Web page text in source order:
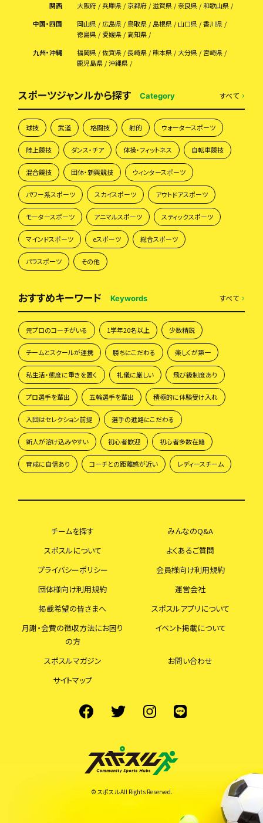
関西
大阪府 兵庫県 京都府 滋賀県 奈良県
和歌山県
中国・四国
岡山県 広島県 鳥取県 島根県 山口県
香川県
徳島県
愛媛県
高知県
九州・沖縄
福岡県 佐賀県 長崎県 熊本県 大分県
宮崎県
鹿児島県
沖縄県
スポーツジャンルから探す Category すべて
球技 武道 格闘技 射的 ウォータースポーツ
陸上競技 ダンス・チア 体操・フィットネス 自転車競技
混合競技 団体・新興競技 ウィンタースポーツ
パワー系スポーツ スカイスポーツ アウトドアスポーツ
モータースポーツ アニマルスポーツ スティックスポーツ
マインドスポーツ eスポーツ 総合スポーツ
パラスポーツ その他
おすすめキーワード Keywords すべて
元プロのコーチがいる 1学年20名以上 少数精鋭
チームとスクールが連携 勝ちにこだわる 楽しくが第一
私生活・態度に重きを置く 礼儀に厳しい 飛び級制度あり
プロ選手を輩出 五輪選手を輩出 積極的に体験受け入れ
入団はセレクション前提 選手の進路にこだわる
新人が溶け込みやすい 初心者歓迎 初心者多数在籍
育成に自信あり コーチとの距離感が近い レディースチーム
© スポスル All Rights Reserved.
チームを探す
みんなのQ&A
スポスルについて
よくあるご質問
プライバシーポリシー
会員様向け利用規約
団体様向け利用規約
運営会社
掲載希望の皆さまへ
スポスルアプリについて
月謝・会費の徴収方法にお困り
の方
イベント掲載について
スポスルマガジン
お問い合わせ
サイトマップ